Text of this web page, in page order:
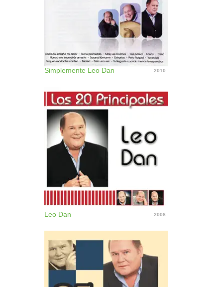
Simplemente Leo Dan 2010
Leo Dan 2008